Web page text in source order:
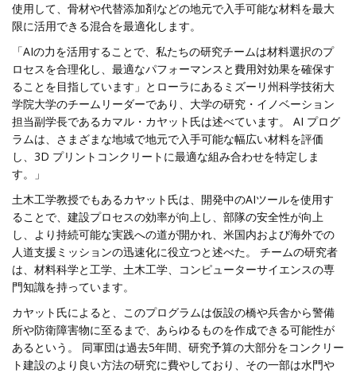
使用して、骨材や代替添加剤などの地元で入手可能な材料を最大
限に活用できる混合を最適化します。
「AIの力を活用することで、私たちの研究チームは材料選択のプ
ロセスを合理化し、最適なパフォーマンスと費用対効果を確保す
ることを目指しています」とローラにあるミズーリ州科学技術大
学院大学のチームリーダーであり、大学の研究・イノベーション
担当副学長であるカマル・カヤット氏は述べています。 AI プログ
ラムは、さまざまな地域で地元で入手可能な幅広い材料を評価
し、3D プリントコンクリートに最適な組み合わせを特定しま
す。」
土木工学教授でもあるカヤット氏は、開発中のAIツールを使用す
ることで、建設プロセスの効率が向上し、部隊の安全性が向上
し、より持続可能な実践への道が開かれ、米国内および海外での
人道支援ミッションの迅速化に役立つと述べた。 チームの研究者
は、材料科学と工学、土木工学、コンピューターサイエンスの専
門知識を持っています。
カヤット氏によると、このプログラムは仮設の橋や兵舎から警備
所や防衛障害物に至るまで、あらゆるものを作成できる可能性が
あるという。 同軍団は過去5年間、研究予算の大部分をコンクリー
ト建設のより良い方法の研究に費やしており、その一部は水門や